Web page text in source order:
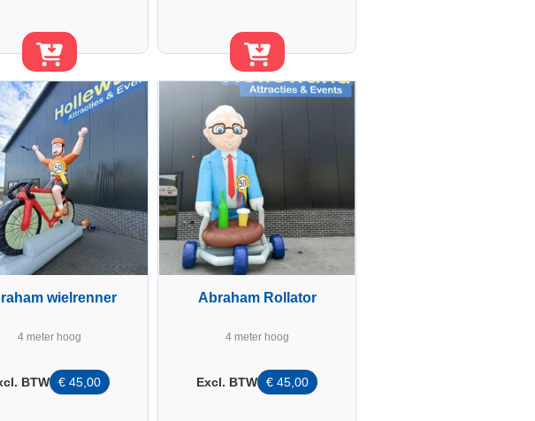
wielrenner
4 meter hoog
€ 45,00
BTW
Abraham Rollator
4 meter hoog
€ 45,00
Excl. BTW